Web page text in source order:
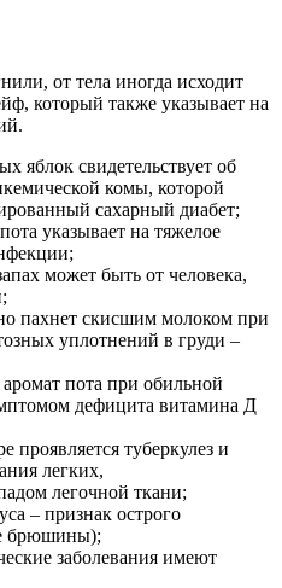
от тела иногда исходит
который также указывает на
яблок свидетельствует об
комы, которой
сахарный диабет;
указывает на тяжелое
может быть от человека,
пахнет скисшим молоком при
уплотнений в груди –
пота при обильной
дефицита витамина Д
туберкулез и
легких,
легочной ткани;
– признак острого
брюшины);
заболевания имеют